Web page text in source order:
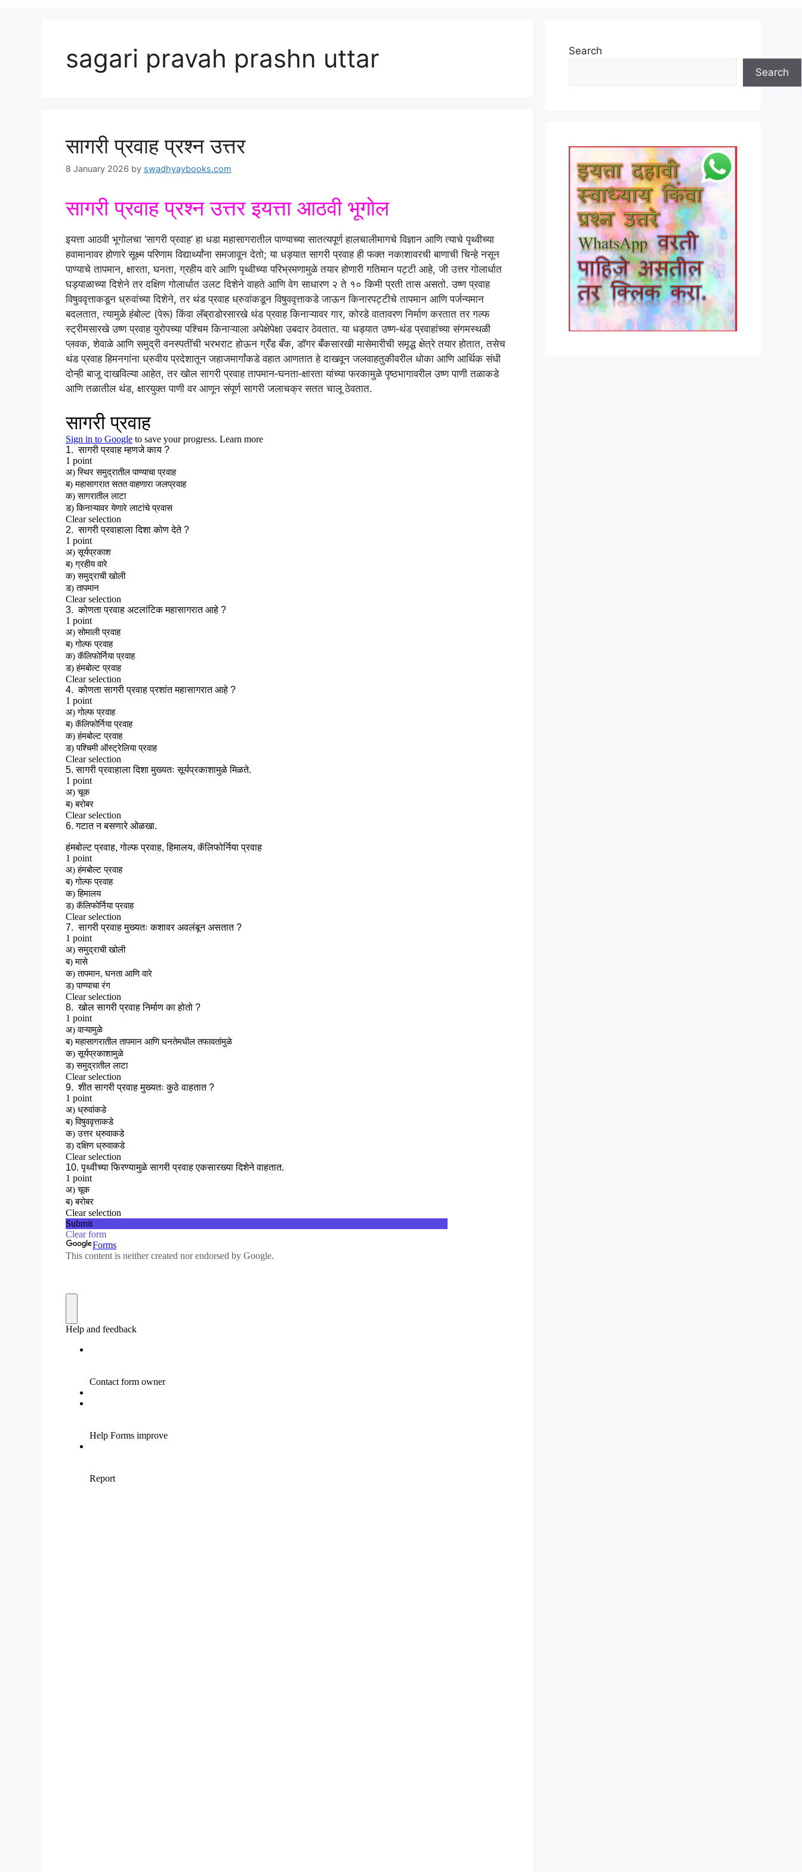
sagari pravah prashn uttar
सागरी प्रवाह प्रश्न उत्तर
8 January 2026 by swadhyaybooks.com
सागरी प्रवाह प्रश्न उत्तर इयत्ता आठवी भूगोल
इयत्ता आठवी भूगोलचा ‘सागरी प्रवाह’ हा धडा महासागरातील पाण्याच्या सातत्यपूर्ण हालचालीमागचे विज्ञान आणि त्याचे पृथ्वीच्या
हवामानावर होणारे सूक्ष्म परिणाम विद्यार्थ्यांना समजावून देतो; या धड्यात सागरी प्रवाह ही फक्त नकाशावरची बाणाची चिन्हे नसून
पाण्याचे तापमान, क्षारता, घनता, ग्रहीय वारे आणि पृथ्वीच्या परिभ्रमणामुळे तयार होणारी गतिमान पट्टी आहे, जी उत्तर गोलार्धात
घड्याळाच्या दिशेने तर दक्षिण गोलार्धात उलट दिशेने वाहते आणि वेग साधारण २ ते १० किमी प्रती तास असतो. उष्ण प्रवाह
विषुववृत्ताकडून ध्रुवांच्या दिशेने, तर थंड प्रवाह ध्रुवांकडून विषुववृत्ताकडे जाऊन किनारपट्टीचे तापमान आणि पर्जन्यमान
बदलतात, त्यामुळे हंबोल्ट (पेरू) किंवा लॅब्राडोरसारखे थंड प्रवाह किनाऱ्यावर गार, कोरडे वातावरण निर्माण करतात तर गल्फ
स्ट्रीमसारखे उष्ण प्रवाह युरोपच्या पश्चिम किनाऱ्याला अपेक्षेपेक्षा उबदार ठेवतात. या धड्यात उष्ण‑थंड प्रवाहांच्या संगमस्थळी
प्लवक, शेवाळे आणि समुद्री वनस्पतींची भरभराट होऊन ग्रँड बँक, डॉगर बँकसारखी मासेमारीची समृद्ध क्षेत्रे तयार होतात, तसेच
थंड प्रवाह हिमनगांना ध्रुवीय प्रदेशातून जहाजमार्गांकडे वहात आणतात हे दाखवून जलवाहतुकीवरील धोका आणि आर्थिक संधी
दोन्ही बाजू दाखविल्या आहेत, तर खोल सागरी प्रवाह तापमान‑घनता‑क्षारता यांच्या फरकामुळे पृष्ठभागावरील उष्ण पाणी तळाकडे
आणि तळातील थंड, क्षारयुक्त पाणी वर आणून संपूर्ण सागरी जलाचक्र सतत चालू ठेवतात.
Search
Search